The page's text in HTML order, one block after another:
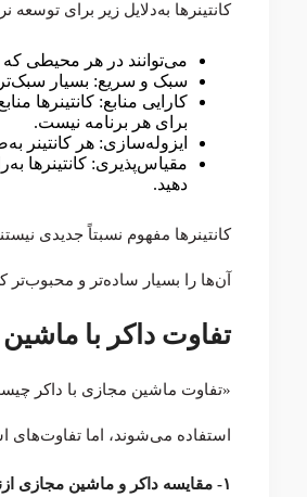
کانتینرها به‌دلایل زیر برای توسعه
می‌توانند در هر محیطی
سبک و سریع: بسیار سبک‌تر
کارایی منابع: کانتینرها
برای هر برنامه نیست.
ایزوله‌سازی: هر کانتینر
مقیاس‌پذیری: کانتینرها
دهید.
کانتینرها مفهوم نسبتاً جدیدی
آن‌ها را بسیار ساده‌تر و
تفاوت داکر با
«تفاوت ماشین مجازی با داکر
استفاده می‌شوند، اما
۱- مقایسه داکر و ماشین مجازی ازنظر معماری: